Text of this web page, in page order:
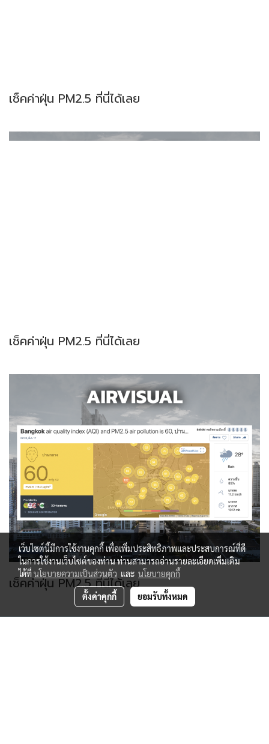
เช็คค่าฝุ่น PM2.5 ที่นี่ได้เลย
เว็บไซต์นี้มีการใช้งานคุกกี้ เพื่อเพิ่มประสิทธิภาพและประสบการณ์ที่ดี
ในการใช้งานเว็บไซต์ของท่าน ท่านสามารถอ่านรายละเอียดเพิ่มเติม
ได้ที่นโยบายความเป็นส่วนตัว และ นโยบายคุกกี้
ตั้งค่าคุกกี้ ยอมรับทั้งหมด